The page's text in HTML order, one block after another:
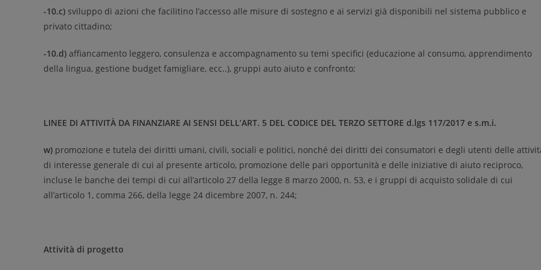
-10.c) sviluppo di azioni che facilitino l’accesso alle misure di sostegno e ai servizi già disponibili nel sistema pubblico e
privato cittadino;
-10.d) affiancamento leggero, consulenza e accompagnamento su temi specifici (educazione al consumo, apprendimento
della lingua, gestione budget famigliare, ecc..), gruppi auto aiuto e confronto;
LINEE DI ATTIVITÀ DA FINANZIARE AI SENSI DELL’ART. 5 DEL CODICE DEL TERZO SETTORE d.lgs 117/2017 e s.m.i.
w) promozione e tutela dei diritti umani, civili, sociali e politici, nonché dei diritti dei consumatori e degli utenti delle
di interesse generale di cui al presente articolo, promozione delle pari opportunità e delle iniziative di aiuto reciproco,
incluse le banche dei tempi di cui all’articolo 27 della legge 8 marzo 2000, n. 53, e i gruppi di acquisto solidale di cui
all’articolo 1, comma 266, della legge 24 dicembre 2007, n. 244;
Attività di progetto